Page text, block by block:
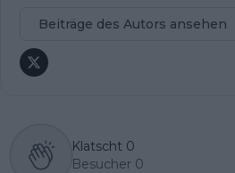
Beiträge des Autors ansehen
Klatscht 0
Besucher 0